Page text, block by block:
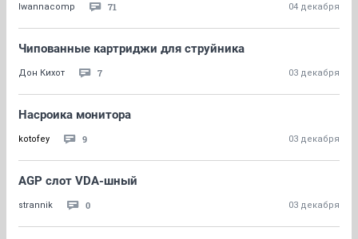
Iwannacomp 71 04 декабря
Чипованные картриджи для струйника
Дон Кихот 7 03 декабря
Насроика монитора
kotofey 9 03 декабря
AGP слот VDA-шный
strannik 0 03 декабря